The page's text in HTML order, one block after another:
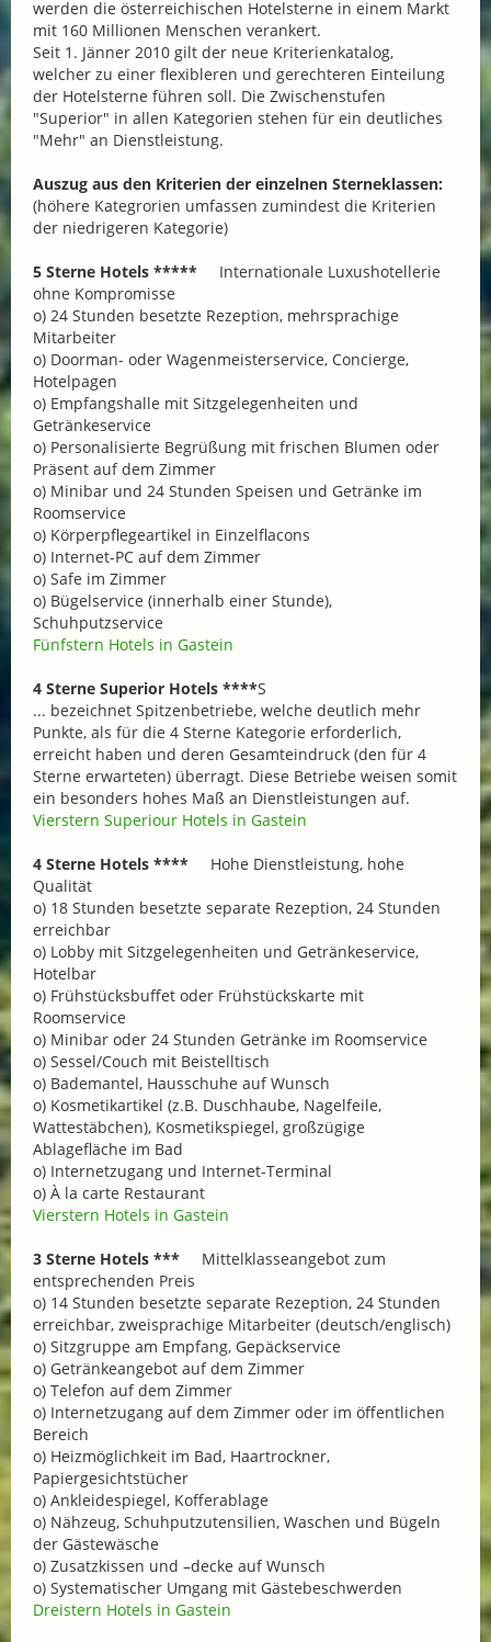
werden die österreichischen Hotelsterne in einem Markt
mit 160 Millionen Menschen verankert.
Seit 1. Jänner 2010 gilt der neue Kriterienkatalog,
welcher zu einer flexibleren und gerechteren Einteilung
der Hotelsterne führen soll. Die Zwischenstufen
"Superior" in allen Kategorien stehen für ein deutliches
"Mehr" an Dienstleistung.
Auszug aus den Kriterien der einzelnen Sterneklassen:
(höhere Kategrorien umfassen zumindest die Kriterien
der niedrigeren Kategorie)
5 Sterne Hotels ***** Internationale Luxushotellerie
ohne Kompromisse
o) 24 Stunden besetzte Rezeption, mehrsprachige
Mitarbeiter
o) Doorman- oder Wagenmeisterservice, Concierge,
Hotelpagen
o) Empfangshalle mit Sitzgelegenheiten und
Getränkeservice
o) Personalisierte Begrüßung mit frischen Blumen oder
Präsent auf dem Zimmer
o) Minibar und 24 Stunden Speisen und Getränke im
Roomservice
o) Körperpflegeartikel in Einzelflacons
o) Internet-PC auf dem Zimmer
o) Safe im Zimmer
o) Bügelservice (innerhalb einer Stunde),
Schuhputzservice
Fünfstern Hotels in Gastein
4 Sterne Superior Hotels ****S
... bezeichnet Spitzenbetriebe, welche deutlich mehr
Punkte, als für die 4 Sterne Kategorie erforderlich,
erreicht haben und deren Gesamteindruck (den für 4
Sterne erwarteten) überragt. Diese Betriebe weisen somit
ein besonders hohes Maß an Dienstleistungen auf.
Vierstern Superiour Hotels in Gastein
4 Sterne Hotels **** Hohe Dienstleistung, hohe
Qualität
o) 18 Stunden besetzte separate Rezeption, 24 Stunden
erreichbar
o) Lobby mit Sitzgelegenheiten und Getränkeservice,
Hotelbar
o) Frühstücksbuffet oder Frühstückskarte mit
Roomservice
o) Minibar oder 24 Stunden Getränke im Roomservice
o) Sessel/Couch mit Beistelltisch
o) Bademantel, Hausschuhe auf Wunsch
o) Kosmetikartikel (z.B. Duschhaube, Nagelfeile,
Wattestäbchen), Kosmetikspiegel, großzügige
Ablagefläche im Bad
o) Internetzugang und Internet-Terminal
o) À la carte Restaurant
Vierstern Hotels in Gastein
3 Sterne Hotels *** Mittelklasseangebot zum
entsprechenden Preis
o) 14 Stunden besetzte separate Rezeption, 24 Stunden
erreichbar, zweisprachige Mitarbeiter (deutsch/englisch)
o) Sitzgruppe am Empfang, Gepäckservice
o) Getränkeangebot auf dem Zimmer
o) Telefon auf dem Zimmer
o) Internetzugang auf dem Zimmer oder im öffentlichen
Bereich
o) Heizmöglichkeit im Bad, Haartrockner,
Papiergesichtstücher
o) Ankleidespiegel, Kofferablage
o) Nähzeug, Schuhputzutensilien, Waschen und Bügeln
der Gästewäsche
o) Zusatzkissen und –decke auf Wunsch
o) Systematischer Umgang mit Gästebeschwerden
Dreistern Hotels in Gastein